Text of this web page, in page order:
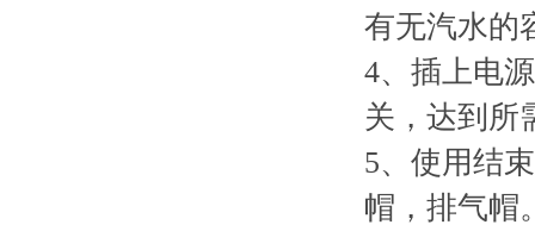
有无汽水的
4、插上电
关，达到所
5、使用结
帽，排气帽